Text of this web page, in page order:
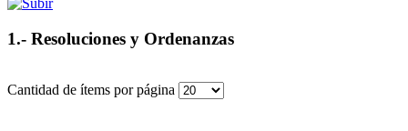
1.- Resoluciones y Ordenanzas
Cantidad de ítems por página